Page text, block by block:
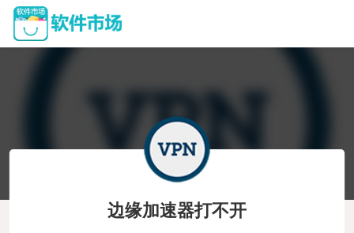
边缘加速器打不开